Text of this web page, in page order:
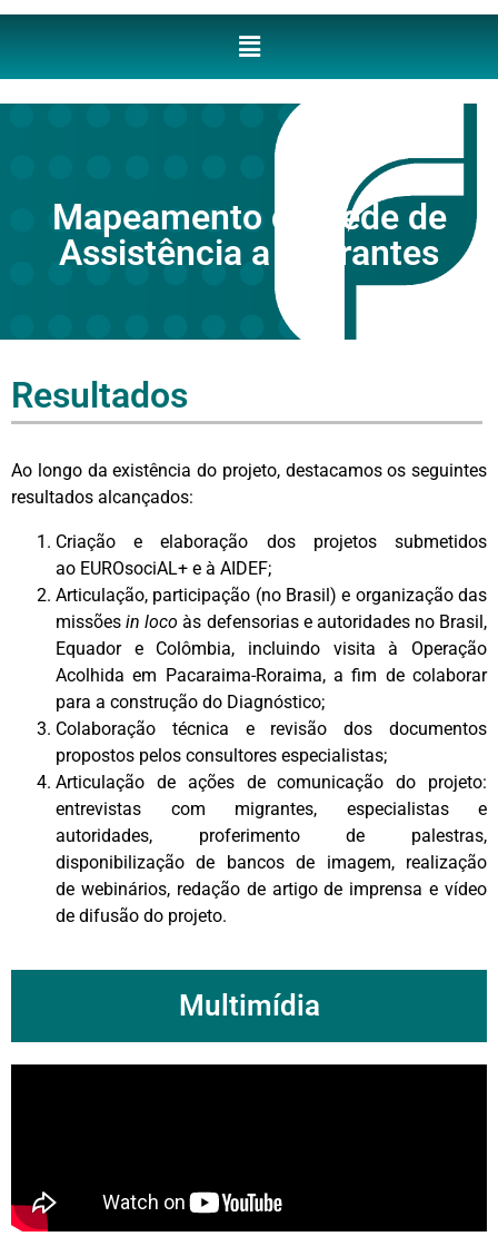
Mapeamento da Rede de
Assistência a Migrantes
Resultados
Ao longo da existência do projeto, destacamos os seguintes
resultados alcançados:
Criação e elaboração dos projetos submetidos
ao EUROsociAL+ e à AIDEF;
Articulação, participação (no Brasil) e organização das
missõesin loco às defensorias e autoridades no Brasil,
Equador e Colômbia, incluindo visita à Operação
Acolhida em Pacaraima-Roraima, a fim de colaborar
para a construção do Diagnóstico;
Colaboração técnica e revisão dos documentos
propostos pelos consultores especialistas;
Articulação de ações de comunicação do projeto:
entrevistas com migrantes, especialistas e
autoridades, proferimento de palestras,
disponibilização de bancos de imagem, realização
de webinários, redação de artigo de imprensa e vídeo
de difusão do projeto.
Multimídia